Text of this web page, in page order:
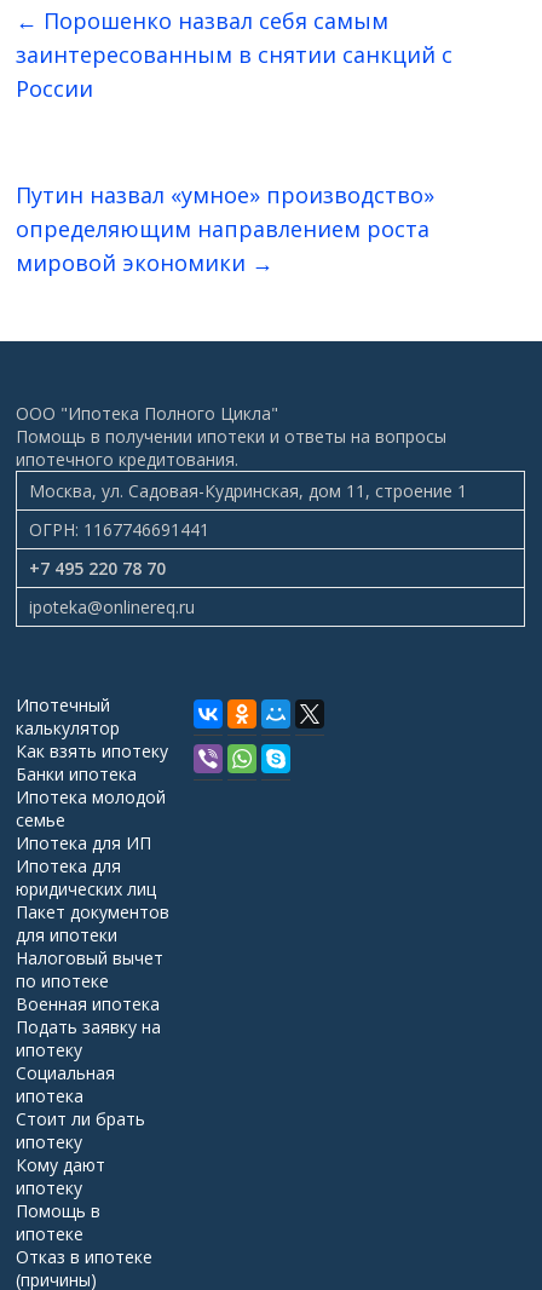
← Порошенко назвал себя самым
заинтересованным в снятии санкций с
России
Путин назвал «умное» производство»
определяющим направлением роста
мировой экономики →
ООО "Ипотека Полного Цикла"
Помощь в получении ипотеки и ответы на вопросы
ипотечного кредитования.
Москва, ул. Садовая-Кудринская, дом 11, строение 1
ОГРН: 1167746691441
+7 495 220 78 70
ipoteka@onlinereq.ru
Ипотечный
калькулятор
Как взять ипотеку
Банки ипотека
Ипотека молодой
семье
Ипотека для ИП
Ипотека для
юридических лиц
Пакет документов
для ипотеки
Налоговый вычет
по ипотеке
Военная ипотека
Подать заявку на
ипотеку
Социальная
ипотека
Стоит ли брать
ипотеку
Кому дают
ипотеку
Помощь в
ипотеке
Отказ в ипотеке
(причины)